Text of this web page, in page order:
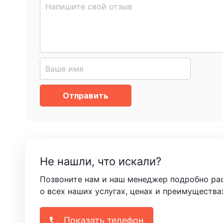
Отправить
Не нашли, что искали?
Позвоните нам и наш менеджер подробно
о всех наших услугах, ценах и
Показать телефон